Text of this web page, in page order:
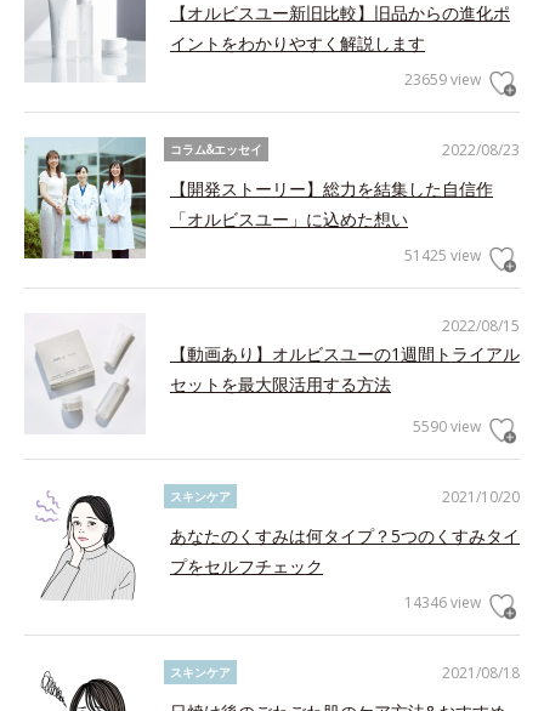
【オルビスユー新旧比較】旧品からの進化ポ
イントをわかりやすく解説します
23659 view
2022/08/23
コラム&エッセイ
【開発ストーリー】総力を結集した自信作
「オルビスユー」に込めた想い
51425 view
2022/08/15
【動画あり】オルビスユーの1週間トライアル
セットを最大限活用する方法
5590 view
2021/10/20
スキンケア
あなたのくすみは何タイプ？5つのくすみタイ
プをセルフチェック
14346 view
2021/08/18
スキンケア